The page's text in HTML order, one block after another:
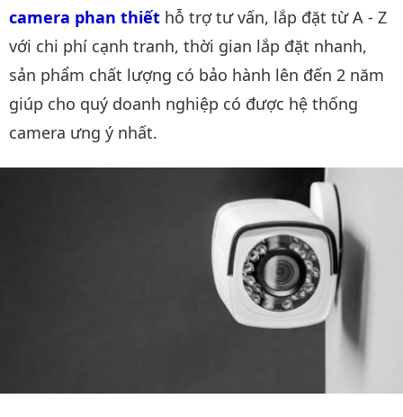
camera phan thiết hỗ trợ tư vấn, lắp đặt từ A - Z
với chi phí cạnh tranh, thời gian lắp đặt nhanh,
sản phẩm chất lượng có bảo hành lên đến 2 năm
giúp cho quý doanh nghiệp có được hệ thống
camera ưng ý nhất.